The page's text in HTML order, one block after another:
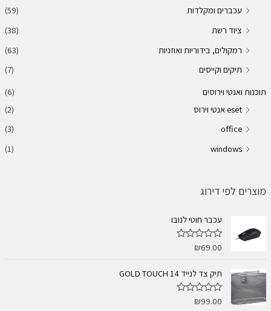
עכברים ומקלדות
(59)
ציוד רשת
(38)
רמקולים, בידוריות ואוזניות
(63)
תיקים וקייסים
(7)
תוכנות ואנטי וירוסים
(6)
eset אנטי וירוס
(2)
office
(3)
windows
(1)
מוצרים לפי דירוג
עכבר חוטי לנובו
ד
ג
מ
ת
ו
₪69.00
תיק צד לנייד 14 GOLD TOUCH
ד
₪99.00